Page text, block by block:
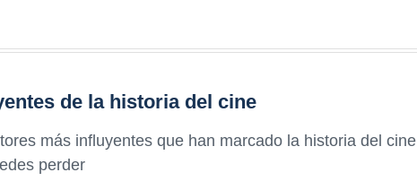
de la historia del cine
más influyentes que han marcado la historia del cine
perder